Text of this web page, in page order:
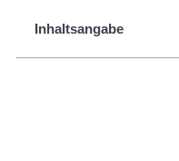
Inhaltsangabe